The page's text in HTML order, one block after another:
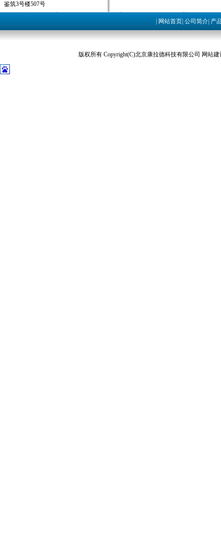
鉴筑3号楼507号
网站首页| 公司简介| 产
版权所有 Copyright(C)北京康拉德科技有限公司 网站建